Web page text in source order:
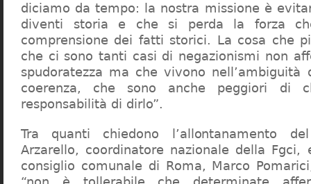
diciamo da tempo: la nostra missione è
diventi storia e che si perda la forza
comprensione dei fatti storici. La cosa che
che ci sono tanti casi di negazionismi non
spudoratezza ma che vivono nell’ambiguità
coerenza, che sono anche peggiori di
responsabilità di dirlo”.
Tra quanti chiedono l’allontanamento
Arzarello, coordinatore nazionale della
consiglio comunale di Roma, Marco